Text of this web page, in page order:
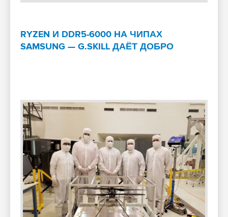
RYZEN И DDR5-6000 НА ЧИПАХ
SAMSUNG — G.SKILL ДАЁТ ДОБРО